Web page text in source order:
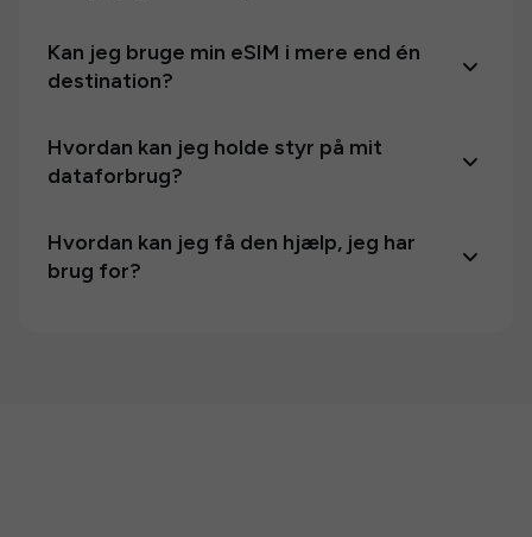
Kan jeg bruge min eSIM i mere end én
destination?
Hvordan kan jeg holde styr på mit
dataforbrug?
Hvordan kan jeg få den hjælp, jeg har
brug for?